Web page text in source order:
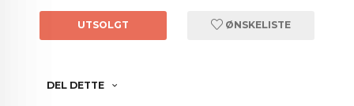
UTSOLGT ØNSKELISTE
DEL DETTE